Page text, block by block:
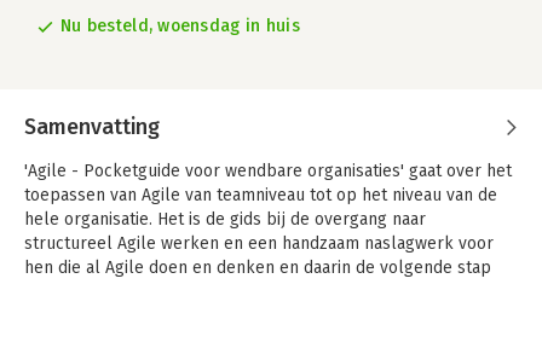
Nu besteld, woensdag in huis
Samenvatting
'Agile - Pocketguide voor wendbare organisaties' gaat over het
toepassen van Agile van teamniveau tot op het niveau van de
hele organisatie. Het is de gids bij de overgang naar
structureel Agile werken en een handzaam naslagwerk voor
hen die al Agile doen en denken en daarin de volgende stap